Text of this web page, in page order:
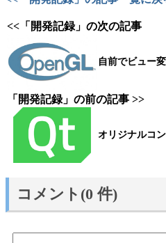
<<「開発記録」の次の記事
自前でビュー
「開発記録」の前の記事 >>
オリジナルコ
コメント(0 件)